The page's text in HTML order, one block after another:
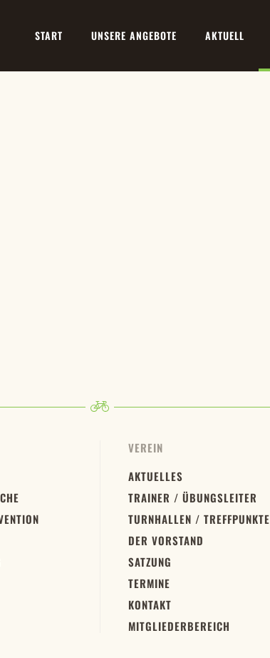
START UNSERE ANGEBOTE AKTUELL
VEREIN
AKTUELLES
TRAINER / ÜBUNGSLEITER
TURNHALLEN / TREFFPUNKTE
DER VORSTAND
SATZUNG
TERMINE
KONTAKT
MITGLIEDERBEREICH